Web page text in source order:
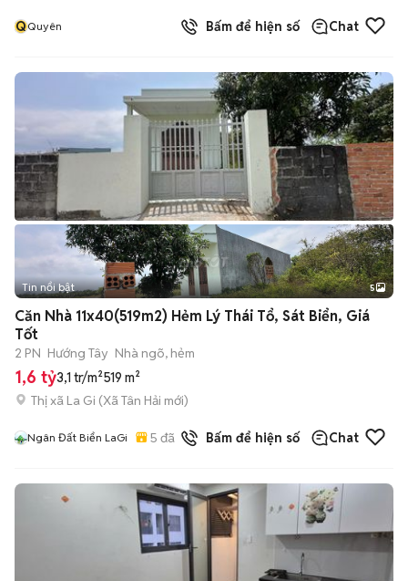
QQuyên Bấm để hiện số Chat
Tin nổi bật 5
Căn Nhà 11x40(519m2) Hẻm Lý Thái Tổ, Sát Biển, Giá
Tốt
2 PN Hướng Tây Nhà ngõ, hẻm
1,6 tỷ3,1 tr/m²519 m²
Thị xã La Gi (Xã Tân Hải mới)
Ngân Đất Biển LaGi 5 đã bán Bấm để hiện số Chat